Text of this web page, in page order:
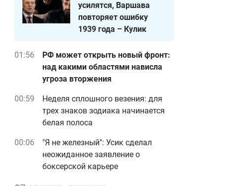
усилятся, Варшава
повторяет ошибку
1939 года – Кулик
01:56
РФ может открыть новый фронт:
над какими областями нависла
угроза вторжения
00:59
Неделя сплошного везения: для
трех знаков зодиака начинается
белая полоса
00:06
"Я не железный": Усик сделал
неожиданное заявление о
боксерской карьере